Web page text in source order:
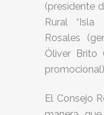
(presidente
Rural “Isla
Rosales
Óliver Brito
El Consejo